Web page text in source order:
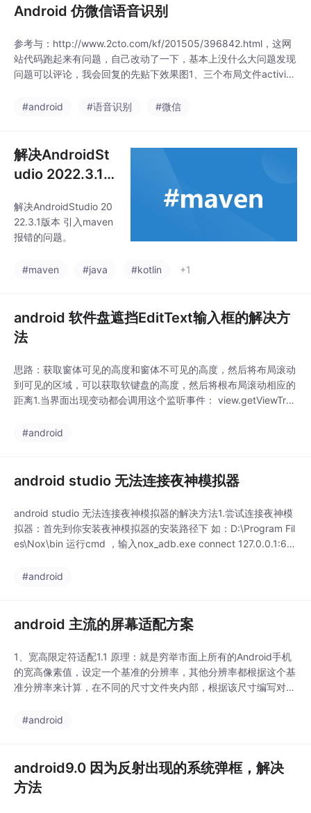
绘，并且每次都走了tex
tWatcher的afterTextC
hanged（）方法.导致E
ditText中的内容发生了
错乱的现象.2. 解决办
法：方法一：强制停用
der
Android 仿微信语音识别
参考与：http://www.2cto.com/kf/201505/396842.html，这网
站代码跑起来有问题，自己改动了一下，基本上没什么大问题发现
问题可以评论，我会回复的先贴下效果图1、三个布局文件activity
oid.com/apk/re
#android #语音识别 #微信
解决AndroidSt
udio 2022.3.1
n报错的问题
解决AndroidStudio 20
22.3.1版本 引入maven
报错的问题。
#maven #java #kotlin +1
android 软件盘遮挡EditText输入框的解决方
法
思路：获取窗体可见的高度和窗体不可见的高度，然后将布局滚动
到可见的区域，可以获取软键盘的高度，然后将根布局滚动相应的
距离1.当界面出现变动都会调用这个监听事件： view.getViewTree
输入框，输入法弹出遮挡部分输入框的问题** @param root页面
#android
android studio 无法连接夜神模拟器
android studio 无法连接夜神模拟器的解决方法1.尝试连接夜神模
拟器：首先到你安装夜神模拟器的安装路径下 如：D:\Program Fil
es\Nox\bin 运行cmd ，输入nox_adb.exe connect 127.0.0.1:62
能被其他...
#android
android 主流的屏幕适配方案
1、宽高限定符适配1.1 原理：就是穷举市面上所有的Android手机
的宽高像素值，设定一个基准的分辨率，其他分辨率都根据这个基
准分辨率来计算，在不同的尺寸文件夹内部，根据该尺寸编写对应
精准命中才能适配，比如1920x1080的手机就一定要找到1920x1
#android
android9.0 因为反射出现的系统弹框，解决
方法